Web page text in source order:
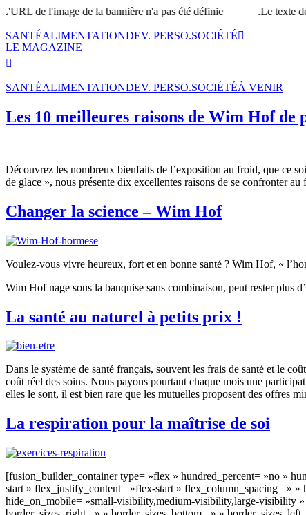
de l'image de la bannière n'a pas été définie. Le texte de
SANTÉALIMENTATIONDEV. PERSO.SOCIÉTÉ
LE MAGAZINE
SANTÉALIMENTATIONDEV. PERSO.SOCIÉTÉÀ VENIR
Les 10 meilleures raisons de Wim Hof de
Découvrez les nombreux bienfaits de l’exposition au froid, que ce
de glace », nous présente dix excellentes raisons de se confronter
Changer la science – Wim Hof
Voulez-vous vivre heureux, fort et en bonne santé ? Wim Hof, «
Wim Hof nage sous la banquise sans combinaison, peut rester plus
La santé au naturel à petits prix !
Dans le système de santé français, souvent les frais de santé et le
coût réel des soins. Nous payons pourtant chaque mois une
elles le sont, il est bien rare que les mutuelles proposent des offres
La respiration pour la maîtrise de soi
[fusion_builder_container type= »flex » hundred_percent= »no »
start » flex_justify_content= »flex-start » flex_column_spacing= » »
hide_on_mobile= »small-visibility,medium-visibility,large-visibility